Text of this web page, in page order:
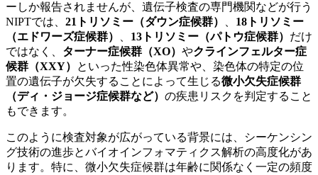
ーしか報告されませんが、遺伝子検査の専門機関などが行う
NIPTでは、 21トリソミー（ダウン症候群）
18トリソミー
（エドワーズ症候群）
13トリソミー（パトウ症候群） だけ
ではなく、 ターナー症候群（XO） やクラインフェルター症
候群（XXY）
といった性染色体異常や、染色体の特定の位
置の遺伝子が欠失することによって生じる微小欠失症候群
（ディ・ジョージ症候群など） の疾患リスクを判定すること
もできます。
このように検査対象が広がっている背景には、シーケンシン
グ技術の進歩とバイオインフォマティクス解析の高度化があ
ります。特に、微小欠失症候群は年齢に関係なく一定の頻度